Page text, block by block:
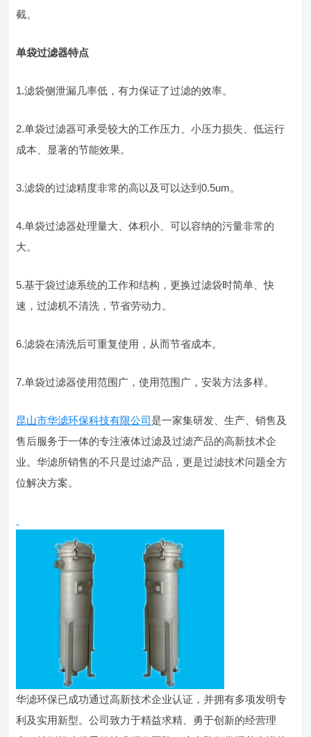
截。
单袋过滤器特点
1.滤袋侧泄漏几率低，有力保证了过滤的效率。
2.单袋过滤器可承受较大的工作压力、小压力损失、低运行
成本、显著的节能效果。
3.滤袋的过滤精度非常的高以及可以达到0.5um。
4.单袋过滤器处理量大、体积小、可以容纳的污量非常的
大。
5.基于袋过滤系统的工作和结构，更换过滤袋时简单、快
速，过滤机不清洗，节省劳动力。
6.滤袋在清洗后可重复使用，从而节省成本。
7.单袋过滤器使用范围广，使用范围广，安装方法多样。
昆山市华滤环保科技有限公司是一家集研发、生产、销售及
售后服务于一体的专注液体过滤及过滤产品的高新技术企
业。华滤所销售的不只是过滤产品，更是过滤技术问题全方
位解决方案。
华滤环保已成功通过高新技术企业认证，并拥有多项发明专
利及实用新型。公司致力于精益求精、勇于创新的经营理